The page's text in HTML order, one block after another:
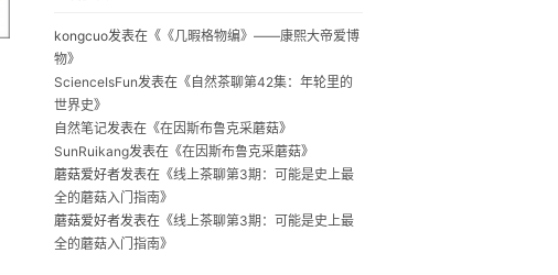
kongcuo发表在《 《几暇格物编》——康熙大帝爱博
物》
ScienceIsFun发表在《 自然茶聊第42集：年轮里的
世界史》
自然笔记发表在《在因斯布鲁克采蘑菇》
SunRuikang发表在《在因斯布鲁克采蘑菇》
蘑菇爱好者发表在《线上茶聊第3期：可能是史上最
全的蘑菇入门指南》
蘑菇爱好者发表在《线上茶聊第3期：可能是史上最
全的蘑菇入门指南》